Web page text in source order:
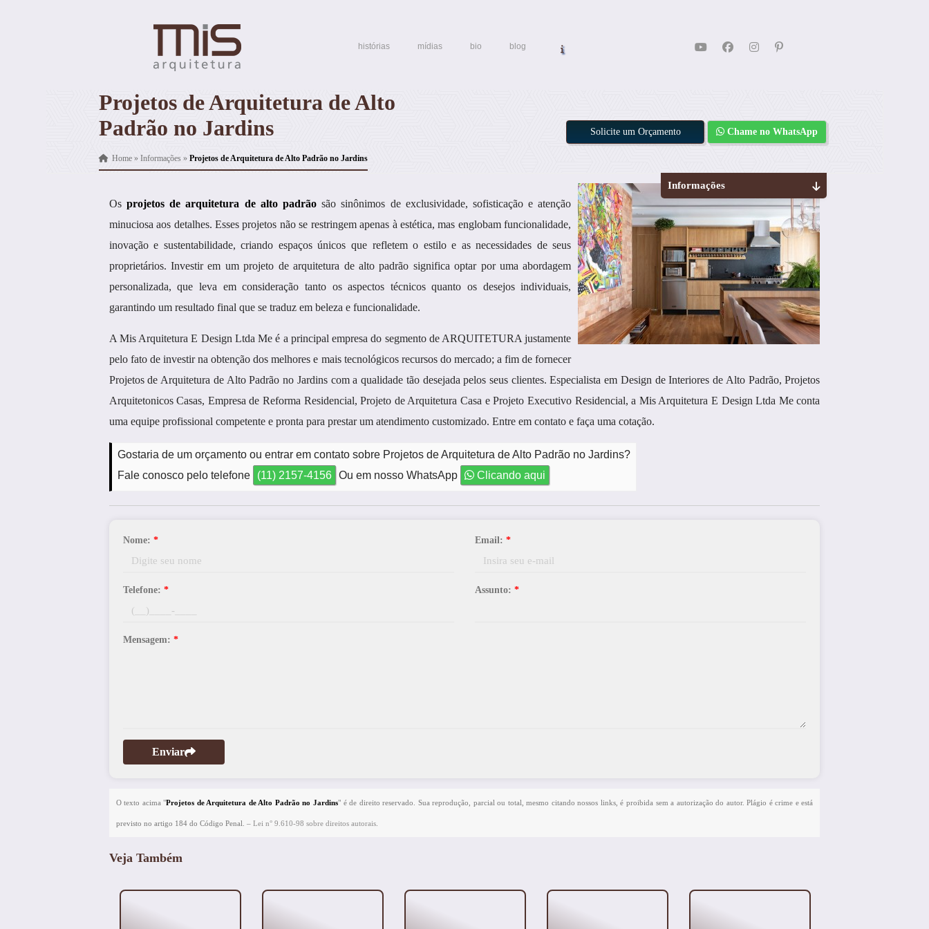
histórias mídias bio blog
Projetos de Arquitetura de Alto
Padrão no Jardins
Home» Informações » Projetos de Arquitetura de Alto Padrão no Jardins
Solicite um Orçamento Chame no WhatsApp
Os projetos de arquitetura de alto padrãosão sinônimos de exclusividade, sofisticação e atenção
minuciosa aos detalhes. Esses projetos não se restringem apenas à estética, mas englobam funcionalidade,
inovação e sustentabilidade, criando espaços únicos que refletem o estilo e as necessidades de seus
proprietários. Investir em um projeto de arquitetura de alto padrão significa optar por uma abordagem
personalizada, que leva em consideração tanto os aspectos técnicos quanto os desejos individuais,
garantindo um resultado final que se traduz em beleza e funcionalidade.
A Mis Arquitetura E Design Ltda Me é a principal empresa do segmento de ARQUITETURA justamente
pelo fato de investir na obtenção dos melhores e mais tecnológicos recursos do mercado; a fim de fornecer
Projetos de Arquitetura de Alto Padrão no Jardins com a qualidade tão desejada pelos seus clientes. Especialista em Design de Interiores de Alto Padrão, Projetos
Arquitetonicos Casas, Empresa de Reforma Residencial, Projeto de Arquitetura Casa e Projeto Executivo Residencial, a Mis Arquitetura E Design Ltda Me conta
uma equipe profissional competente e pronta para prestar um atendimento customizado. Entre em contato e faça uma cotação.
Gostaria de um orçamento ou entrar em contato sobre Projetos de Arquitetura de Alto Padrão no Jardins?
Fale conosco pelo telefone
(11) 2157-4156 Ou em nosso WhatsApp Clicando aqui
Nome: * Email: *
Telefone: * Assunto: *
Mensagem: *
Enviar
O texto acima "Projetos de Arquitetura de Alto Padrão no Jardins" é de direito reservado. Sua reprodução, parcial ou total, mesmo citando nossos links, é proibida sem a autorização do autor. Plágio é crime e está
previsto no artigo 184 do Código Penal. – Lei n° 9.610-98 sobre direitos autorais.
Informações
Veja Também